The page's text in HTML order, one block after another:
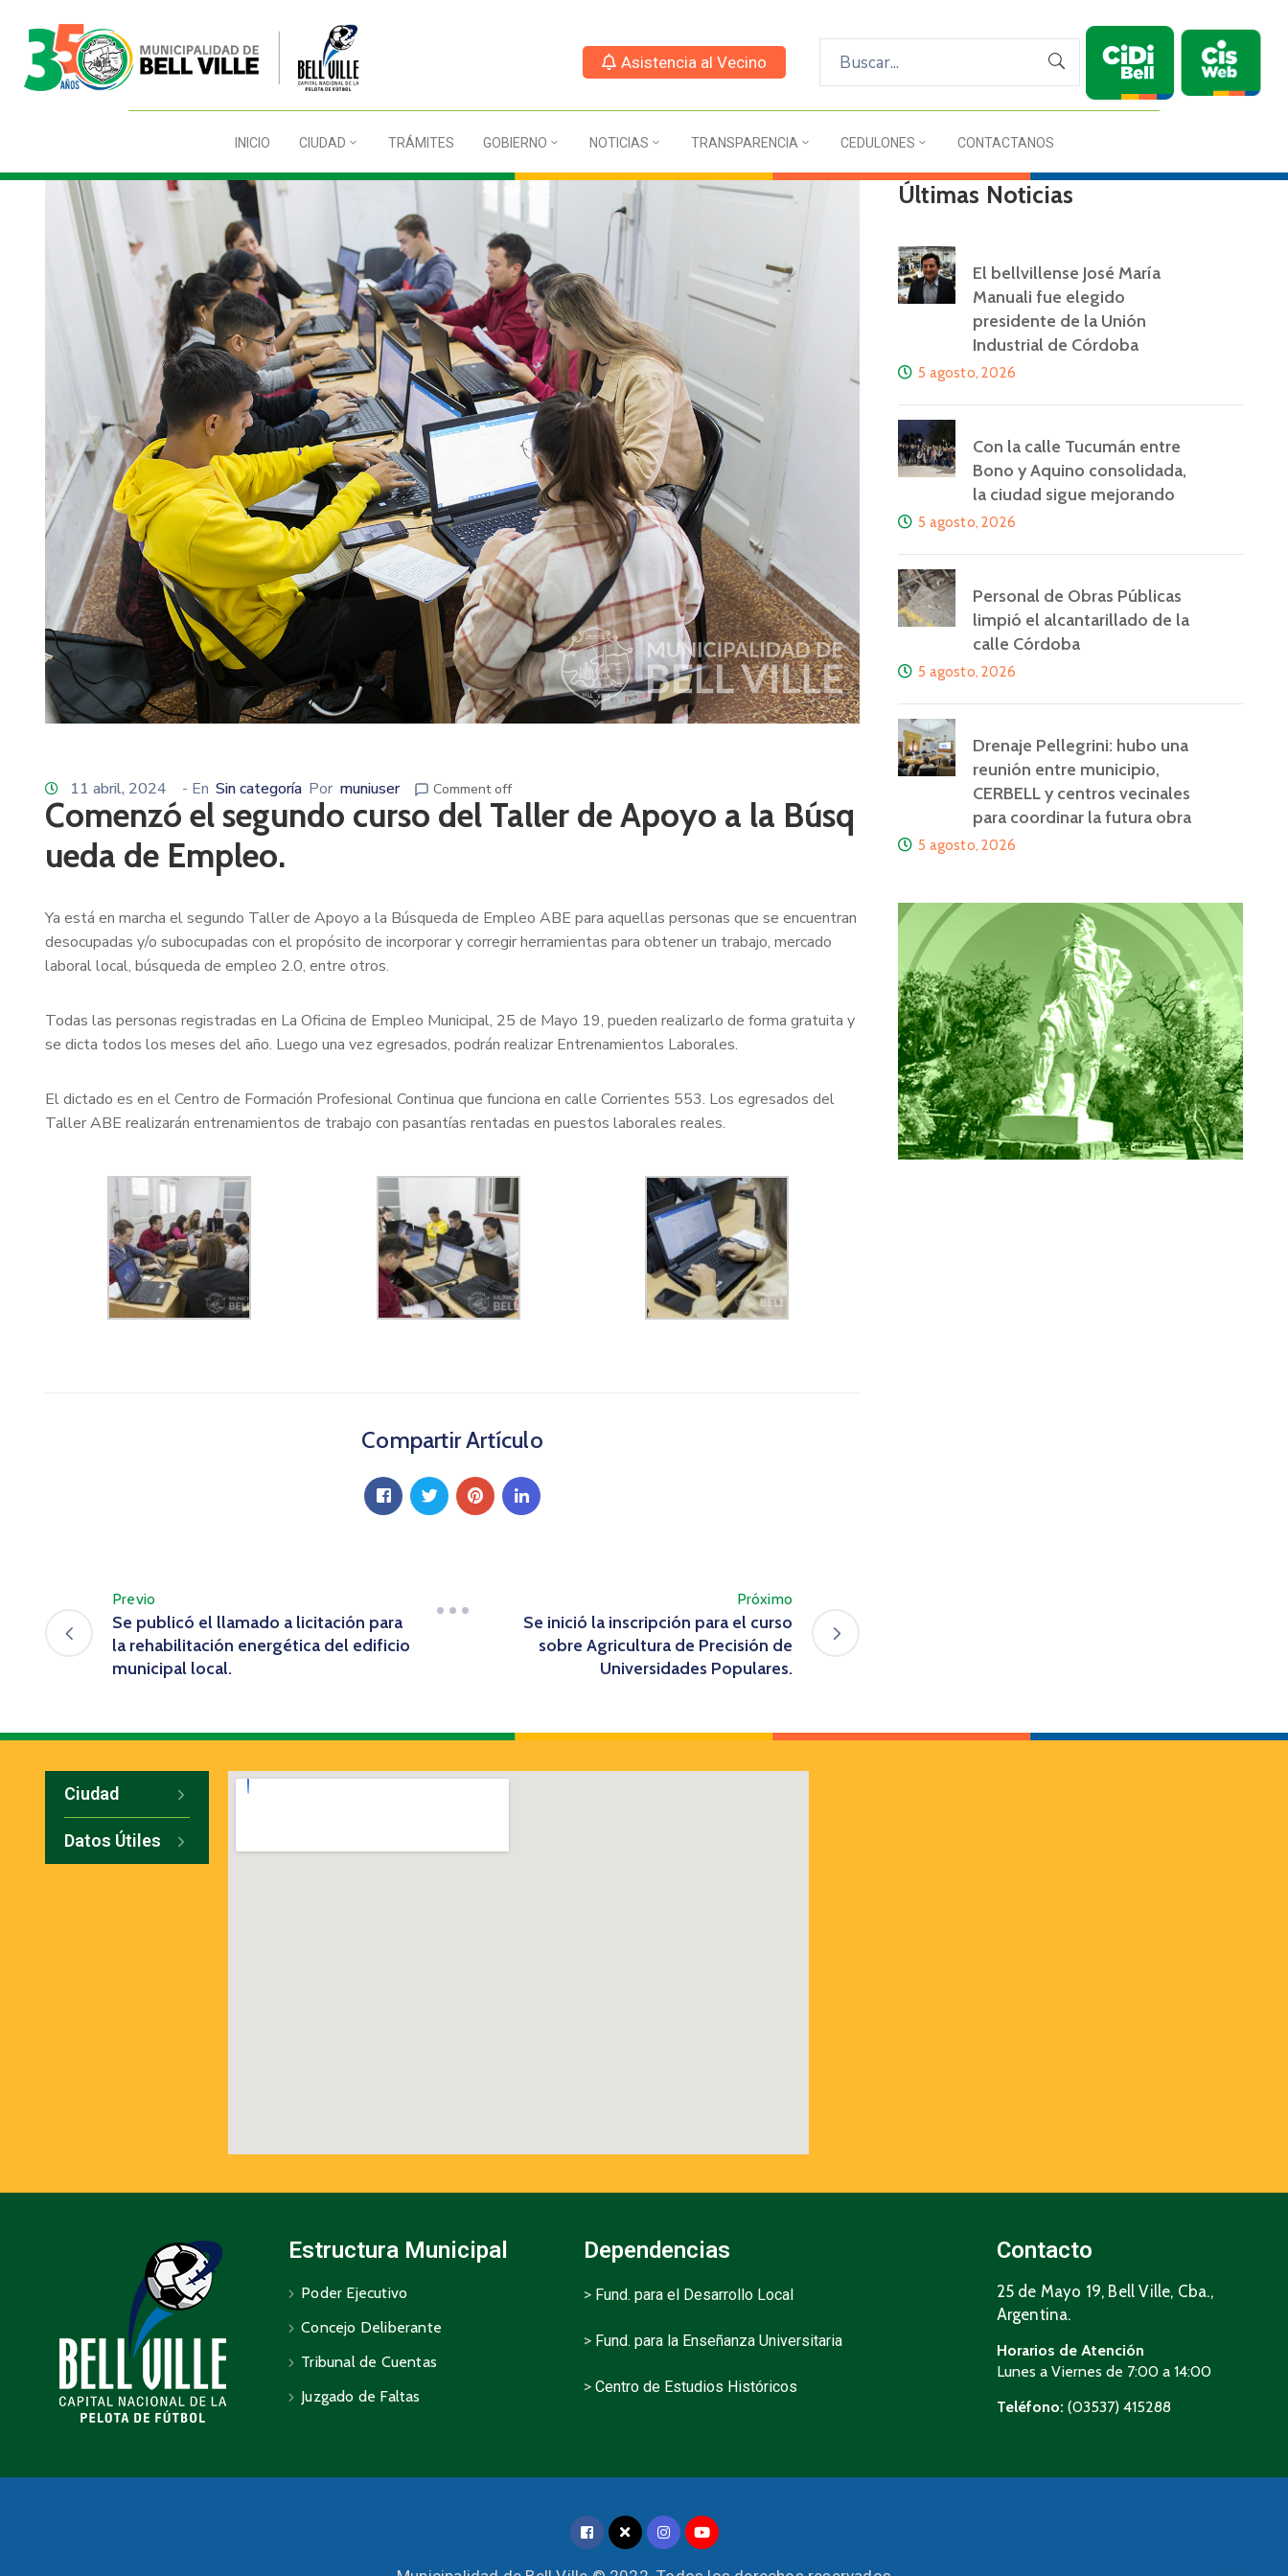
Asistencia al Vecino
INICIO CIUDAD TRÁMITES GOBIERNO NOTICIAS TRANSPARENCIA CEDULONES CONTACTANOS
11 abril, 2024 - En Sin categoría Por muniuser Comment off
Comenzó el segundo curso del Taller de Apoyo a la Búsq
ueda de Empleo.
Ya está en marcha el segundo Taller de Apoyo a la Búsqueda de Empleo ABE para aquellas personas que se encuentran
desocupadas y/o subocupadas con el propósito de incorporar y corregir herramientas para obtener un trabajo, mercado
laboral local, búsqueda de empleo 2.0, entre otros.
Todas las personas registradas en La Oficina de Empleo Municipal, 25 de Mayo 19, pueden realizarlo de forma gratuita y
se dicta todos los meses del año. Luego una vez egresados, podrán realizar Entrenamientos Laborales.
El dictado es en el Centro de Formación Profesional Continua que funciona en calle Corrientes 553. Los egresados del
Taller ABE realizarán entrenamientos de trabajo con pasantías rentadas en puestos laborales reales.
Compartir Artículo
Previo
Se publicó el llamado a licitación para
la rehabilitación energética del edificio
municipal local.
Próximo
Se inició la inscripción para el curso
sobre Agricultura de Precisión de
Universidades Populares.
Últimas Noticias
El bellvillense José María
Manuali fue elegido
presidente de la Unión
Industrial de Córdoba
5 agosto, 2026
Con la calle Tucumán entre
Bono y Aquino consolidada,
la ciudad sigue mejorando
5 agosto, 2026
Personal de Obras Públicas
limpió el alcantarillado de la
calle Córdoba
5 agosto, 2026
Drenaje Pellegrini: hubo una
reunión entre municipio,
CERBELL y centros vecinales
para coordinar la futura obra
5 agosto, 2026
Ciudad
Datos Útiles
Estructura Municipal
Poder Ejecutivo
Concejo Deliberante
Tribunal de Cuentas
Juzgado de Faltas
Dependencias
> Fund. para el Desarrollo Local
> Fund. para la Enseñanza Universitaria
> Centro de Estudios Históricos
Contacto
25 de Mayo 19, Bell Ville, Cba.,
Argentina.
Horarios de Atención
Lunes a Viernes de 7:00 a 14:00
Teléfono: (03537) 415288